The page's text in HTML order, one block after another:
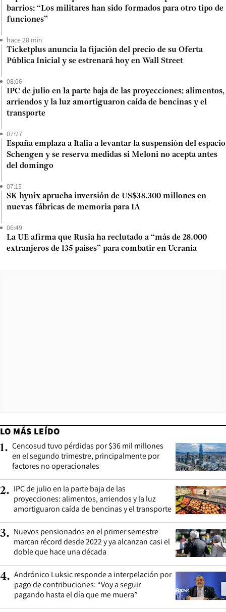
barrios: “Los militares han sido formados para otro tipo de
funciones”
hace 28 min
Ticketplus anuncia la fijación del precio de su Oferta
Pública Inicial y se estrenará hoy en Wall Street
08:06
IPC de julio en la parte baja de las proyecciones: alimentos,
arriendos y la luz amortiguaron caída de bencinas y el
transporte
07:27
España emplaza a Italia a levantar la suspensión del espacio
Schengen y se reserva medidas si Meloni no acepta antes
del domingo
07:15
SK hynix aprueba inversión de US$38.300 millones en
nuevas fábricas de memoria para IA
06:49
La UE afirma que Rusia ha reclutado a “más de 28.000
extranjeros de 135 países” para combatir en Ucrania
LO MÁS LEÍDO
1. Cencosud tuvo pérdidas por $36 mil millones
en el segundo trimestre, principalmente por
factores no operacionales
2. IPC de julio en la parte baja de las
proyecciones: alimentos, arriendos y la luz
amortiguaron caída de bencinas y el transporte
3. Nuevos pensionados en el primer semestre
marcan récord desde 2022 y ya alcanzan casi el
doble que hace una década
4. Andrónico Luksic responde a interpelación por
pago de contribuciones: “Voy a seguir
pagando hasta el día que me muera”